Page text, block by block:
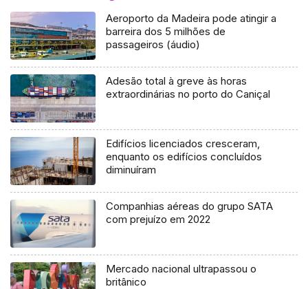
Aeroporto da Madeira pode atingir a
barreira dos 5 milhões de
passageiros (áudio)
Adesão total à greve às horas
extraordinárias no porto do Caniçal
Edifícios licenciados cresceram,
enquanto os edifícios concluídos
diminuíram
Companhias aéreas do grupo SATA
com prejuízo em 2022
Mercado nacional ultrapassou o
britânico